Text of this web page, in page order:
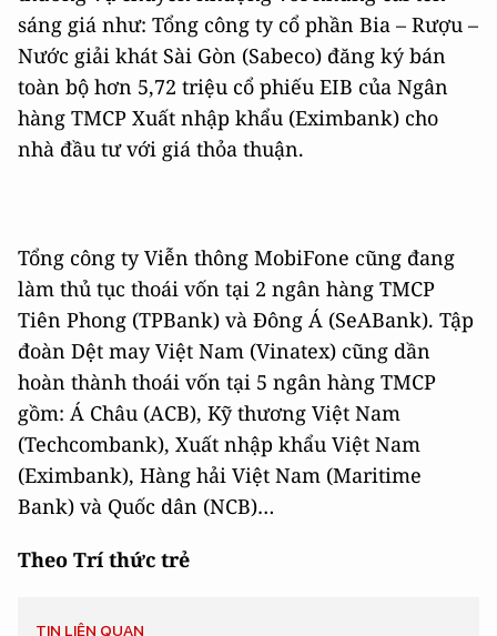
sáng giá như: Tổng công ty cổ phần Bia – Rượu –
Nước giải khát Sài Gòn (Sabeco) đăng ký bán
toàn bộ hơn 5,72 triệu cổ phiếu EIB của Ngân
hàng TMCP Xuất nhập khẩu (Eximbank) cho
nhà đầu tư với giá thỏa thuận.
Tổng công ty Viễn thông MobiFone cũng đang
làm thủ tục thoái vốn tại 2 ngân hàng TMCP
Tiên Phong (TPBank) và Đông Á (SeABank). Tập
đoàn Dệt may Việt Nam (Vinatex) cũng dần
hoàn thành thoái vốn tại 5 ngân hàng TMCP
gồm: Á Châu (ACB), Kỹ thương Việt Nam
(Techcombank), Xuất nhập khẩu Việt Nam
(Eximbank), Hàng hải Việt Nam (Maritime
Bank) và Quốc dân (NCB)…
Theo Trí thức trẻ
TIN LIÊN QUAN